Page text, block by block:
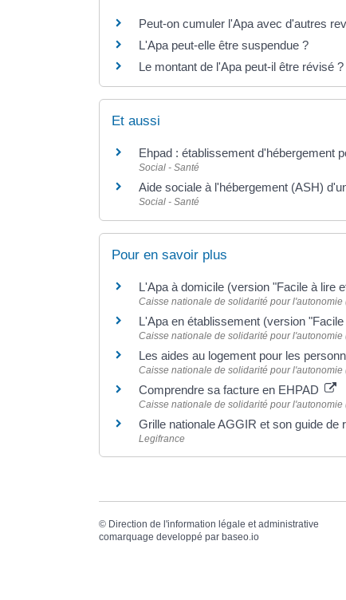
Peut-on cumuler l'Apa avec d'autres
L'Apa peut-elle être suspendue ?
Le montant de l'Apa peut-il être révisé ?
Et aussi
Ehpad : établissement d'hébergement
Social - Santé
Aide sociale à l'hébergement (ASH)
Social - Santé
Pour en savoir plus
L'Apa à domicile (version "Facile à lire
Caisse nationale de solidarité pour l'autonomie
L'Apa en établissement (version
Caisse nationale de solidarité pour l'autonomie
Les aides au logement pour les
Caisse nationale de solidarité pour l'autonomie
Comprendre sa facture en EHPAD
Caisse nationale de solidarité pour l'autonomie
Grille nationale AGGIR et son guide de
Legifrance
© Direction de l'information légale et administrative
comarquage developpé par baseo.io